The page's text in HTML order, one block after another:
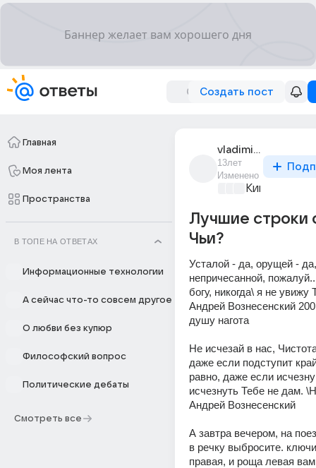
Создать пост
Главная
Моя лента
Пространства
В ТОПЕ НА ОТВЕТАХ
Информационные технологии
А сейчас что-то совсем другое
О любви без купюр
Философский вопрос
Политические дебаты
Смотреть все
vladimir_pobol
13лет
Изменено
Киномания
Лучшие строки
Чьи?
Усталой - да, орущей -
непричесанной,
богу, никогда\ я не увижу
Андрей Вознесенский
душу нагота
Не исчезай в нас,
даже если подступит
равно, даже если
исчезнуть Тебе не дам.
Андрей Вознесенский
А завтра вечером, на
в речку выбросите.
правая, и роща левая